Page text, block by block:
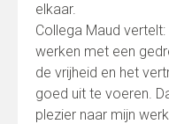
elkaar.
Collega Maud
werken met een
de vrijheid en het
goed uit te voeren.
plezier naar mijn werk